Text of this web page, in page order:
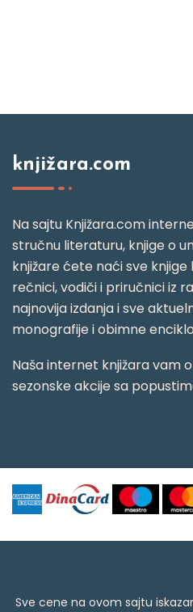
knjižara.com
Na sajtu Knjižara.com
stručnu literaturu, knjige o
knjižare ćete naći sve
rečnici, vodiči i priručnici iz
najnovija izdanja i sve
monografije i obimne
Naša internet knjižara vam
sezonske akcije sa
Sve cene na ovom sajtu